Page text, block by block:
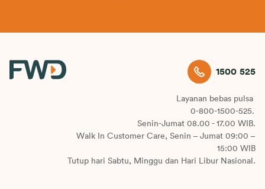
1500 525
Layanan bebas pulsa
0-800-1500-525.
Senin-Jumat 08.00 - 17.00 WIB.
Walk In Customer Care, Senin – Jumat 09:00 –
15:00 WIB
Tutup hari Sabtu, Minggu dan Hari Libur Nasional.